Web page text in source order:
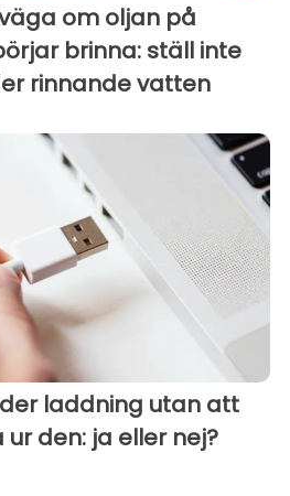
om oljan på
brinna: ställ inte
rinnande vatten
laddning utan att
den: ja eller nej?